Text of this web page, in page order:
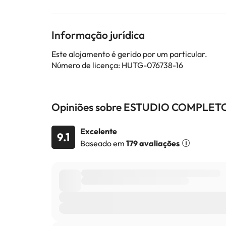
providenciados na sua confirmação. Este
Alguns dos serviços indicados podem ter custos
sujeitas a alterações por parte do alojamento. Se
Informação jurídica
Este alojamento é gerido por um particular.
Número de licença: HUTG-076738-16
Opiniões sobre ESTUDIO
9.1
Excelente
Baseado em 179 avaliações